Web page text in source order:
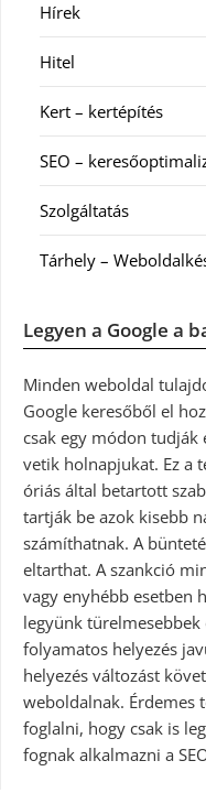
Hírek
Hitel
Kert – kertépítés
SEO –
Szolgáltatás
Tárhely –
Legyen a Google a
Minden weboldal
Google keresőből el
csak egy módon tudják
vetik holnapjukat. Ez a
óriás által betartott
tartják be azok kisebb
számíthatnak. A
eltarthat. A szankció
vagy enyhébb esetben
legyünk türelmesebbek
folyamatos helyezés
helyezés változást
weboldalnak. Érdemes
foglalni, hogy csak is
fognak alkalmazni a